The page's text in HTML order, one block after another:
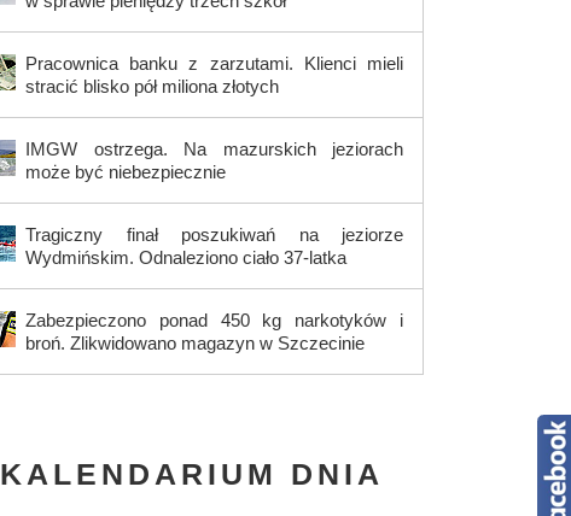
Pracownica banku z zarzutami. Klienci mieli
stracić blisko pół miliona złotych
IMGW ostrzega. Na mazurskich jeziorach
może być niebezpiecznie
Tragiczny finał poszukiwań na jeziorze
Wydmińskim. Odnaleziono ciało 37-latka
Zabezpieczono ponad 450 kg narkotyków i
broń. Zlikwidowano magazyn w Szczecinie
KALENDARIUM DNIA